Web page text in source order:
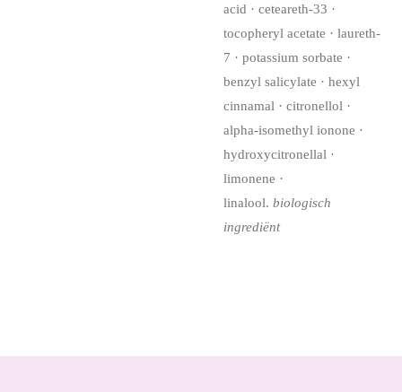
acid · ceteareth-33 ·
tocopheryl acetate · laureth-
7 · potassium sorbate ·
benzyl salicylate · hexyl
cinnamal · citronellol ·
alpha-isomethyl ionone ·
hydroxycitronellal ·
limonene ·
linalool. biologisch
ingrediënt